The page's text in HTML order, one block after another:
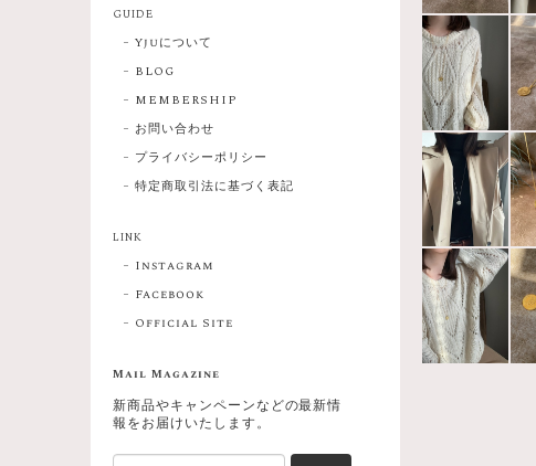
GUIDE
Yjuについて
BLOG
MEMBERSHIP
お問い合わせ
プライバシーポリシー
特定商取引法に基づく表記
LINK
Instagram
Facebook
Official Site
Mail Magazine
新商品やキャンペーンなどの最新情
報をお届けいたします。